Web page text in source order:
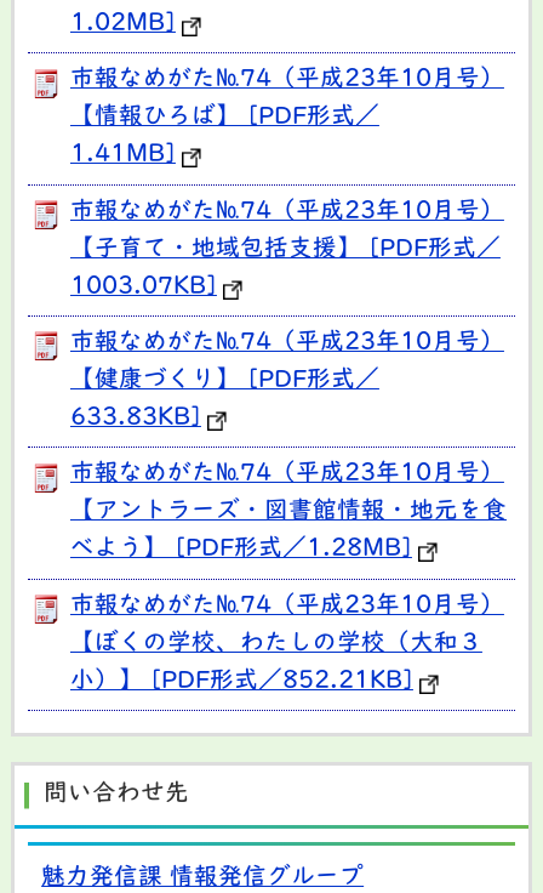
1.02MB]
市報なめがた№74（平成23年10月号）
【情報ひろば】 [PDF形式／
1.41MB]
市報なめがた№74（平成23年10月号）
【子育て・地域包括支援】 [PDF形式／
1003.07KB]
市報なめがた№74（平成23年10月号）
【健康づくり】 [PDF形式／
633.83KB]
市報なめがた№74（平成23年10月号）
【アントラーズ・図書館情報・地元を食
べよう】 [PDF形式／1.28MB]
市報なめがた№74（平成23年10月号）
【ぼくの学校、わたしの学校（大和３
小）】 [PDF形式／852.21KB]
問い合わせ先
魅力発信課 情報発信グループ